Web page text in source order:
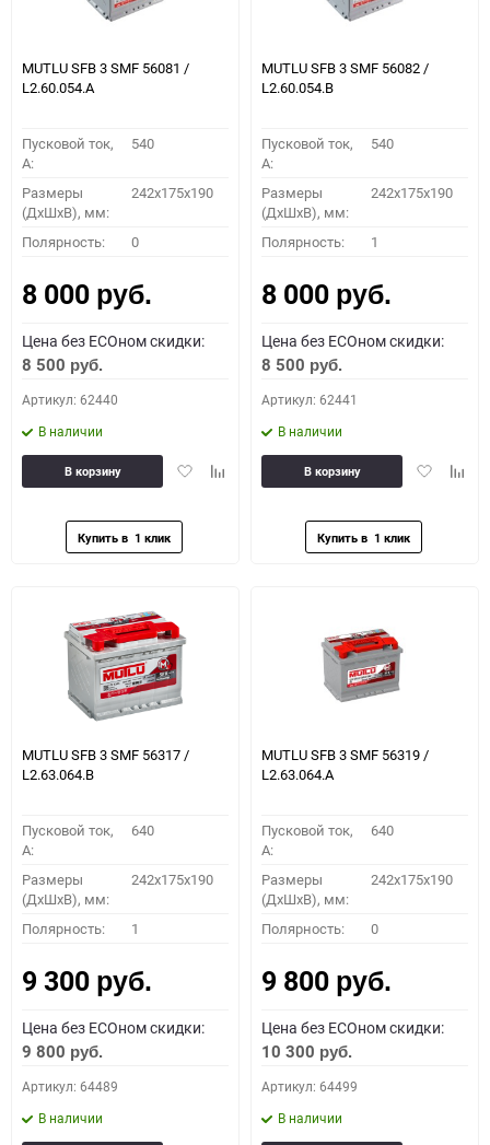
MUTLU SFB 3 SMF 56081 /
L2.60.054.A
Пусковой ток,
A:
540
Размеры
(ДхШхВ), мм:
242x175x190
Полярность: 0
8 000 руб.
Цена без ECOном скидки:
8 500 руб.
Артикул: 62440
В наличии
ДобавитьДобавить
В корзину
MUTLU SFB 3 SMF 56082 /
L2.60.054.B
Пусковой ток,
A:
540
Размеры
(ДхШхВ), мм:
242x175x190
Полярность: 1
8 000 руб.
Цена без ECOном скидки:
8 500 руб.
Артикул: 62441
В наличии
Добавить
В корзину
MUTLU SFB 3 SMF 56317 /
L2.63.064.B
Пусковой ток,
A:
640
Размеры
(ДхШхВ), мм:
242x175x190
Полярность: 1
9 300 руб.
Цена без ECOном скидки:
9 800 руб.
Артикул: 64489
В наличии
MUTLU SFB 3 SMF 56319 /
L2.63.064.А
Пусковой ток,
A:
640
Размеры
(ДхШхВ), мм:
242x175x190
Полярность: 0
9 800 руб.
Цена без ECOном скидки:
10 300 руб.
Артикул: 64499
В наличии